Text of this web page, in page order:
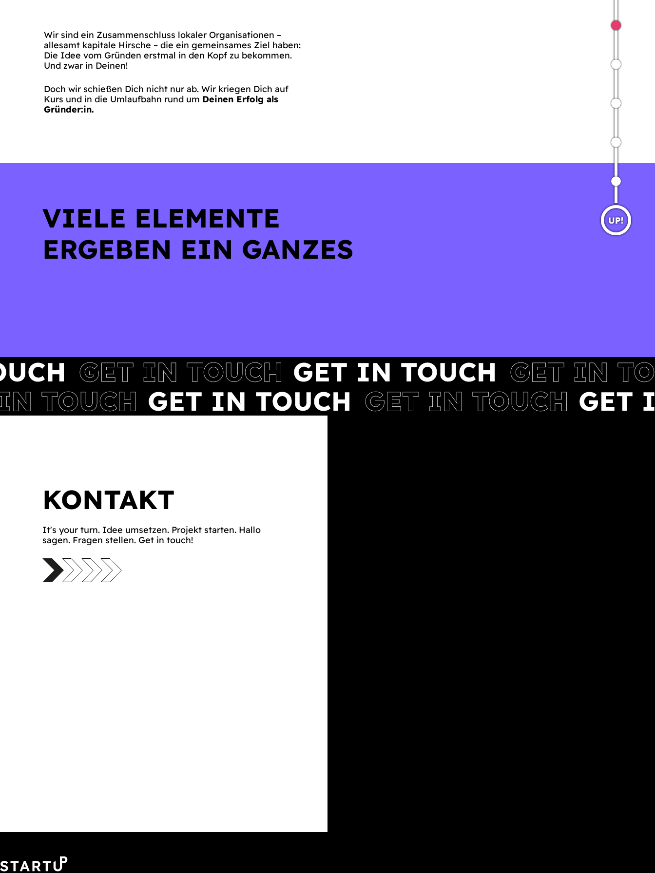
Wir sind ein Zusammenschluss lokaler Organisationen –
allesamt kapitale Hirsche – die ein gemeinsames Ziel haben:
Die Idee vom Gründen erstmal in den Kopf zu bekommen.
Und zwar in Deinen!
Doch wir schießen Dich nicht nur ab. Wir kriegen Dich auf
Kurs und in die Umlaufbahn rund um Deinen Erfolg als
Gründer:in.
VIELE ELEMENTE
ERGEBEN EIN GANZES
KONTAKT
It's your turn. Idee umsetzen. Projekt starten. Hallo
sagen. Fragen stellen. Get in touch!